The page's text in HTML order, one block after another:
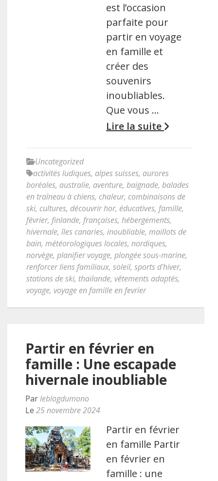
est l’occasion
parfaite pour
partir en voyage
en famille et
créer des
souvenirs
inoubliables.
Que vous …
Lire la suite
Uncategorized
activités ludiques, alpes suisses, aurores
boréales, australie, aventure, baignade, balades
en traîneau à chiens, chaleur, combinaisons de
ski, cultures, découvrir hor, éducatives, famille,
février, finlande, françaises, hébergements,
hivernale, îles canaries, inoubliable, maillots de
bain, météorologiques locales, nordiques,
norvège, planifier voyage, plongée sous-marine,
renforcer liens familiaux, soleil, sports d'hiver,
stations de ski, thaïlande, vêtements adaptés,
voyage, voyage en famille en fevrier
Partir en février en
famille : Une escapade
hivernale inoubliable
Parleblogdumono
Le 25 novembre 2024
Partir en février
en famille Partir
en février en
famille : une